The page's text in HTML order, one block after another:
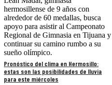
hermosillense de 9 años con
alrededor de 60 medallas, busca
apoyo para asistir al Campeonato
Regional de Gimnasia en Tijuana y
continuar su camino rumbo a su
sueño olímpico.
Pronóstico del clima en Hermosillo:
estas son las posibilidades de lluvia
para este miércoles